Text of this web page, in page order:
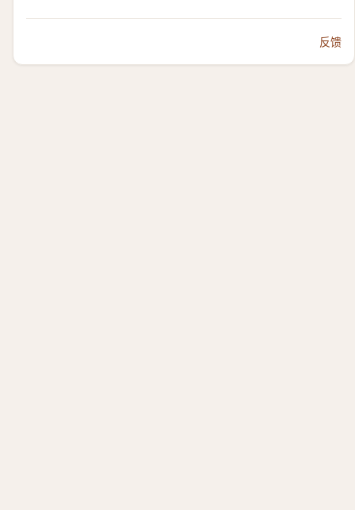
反馈